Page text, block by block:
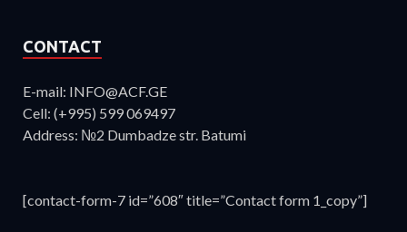
CONTACT
E-mail: INFO@ACF.GE
Cell: (+995) 599 069497
Address: №2 Dumbadze str. Batumi
[contact-form-7 id=”608″ title=”Contact form 1_copy”]